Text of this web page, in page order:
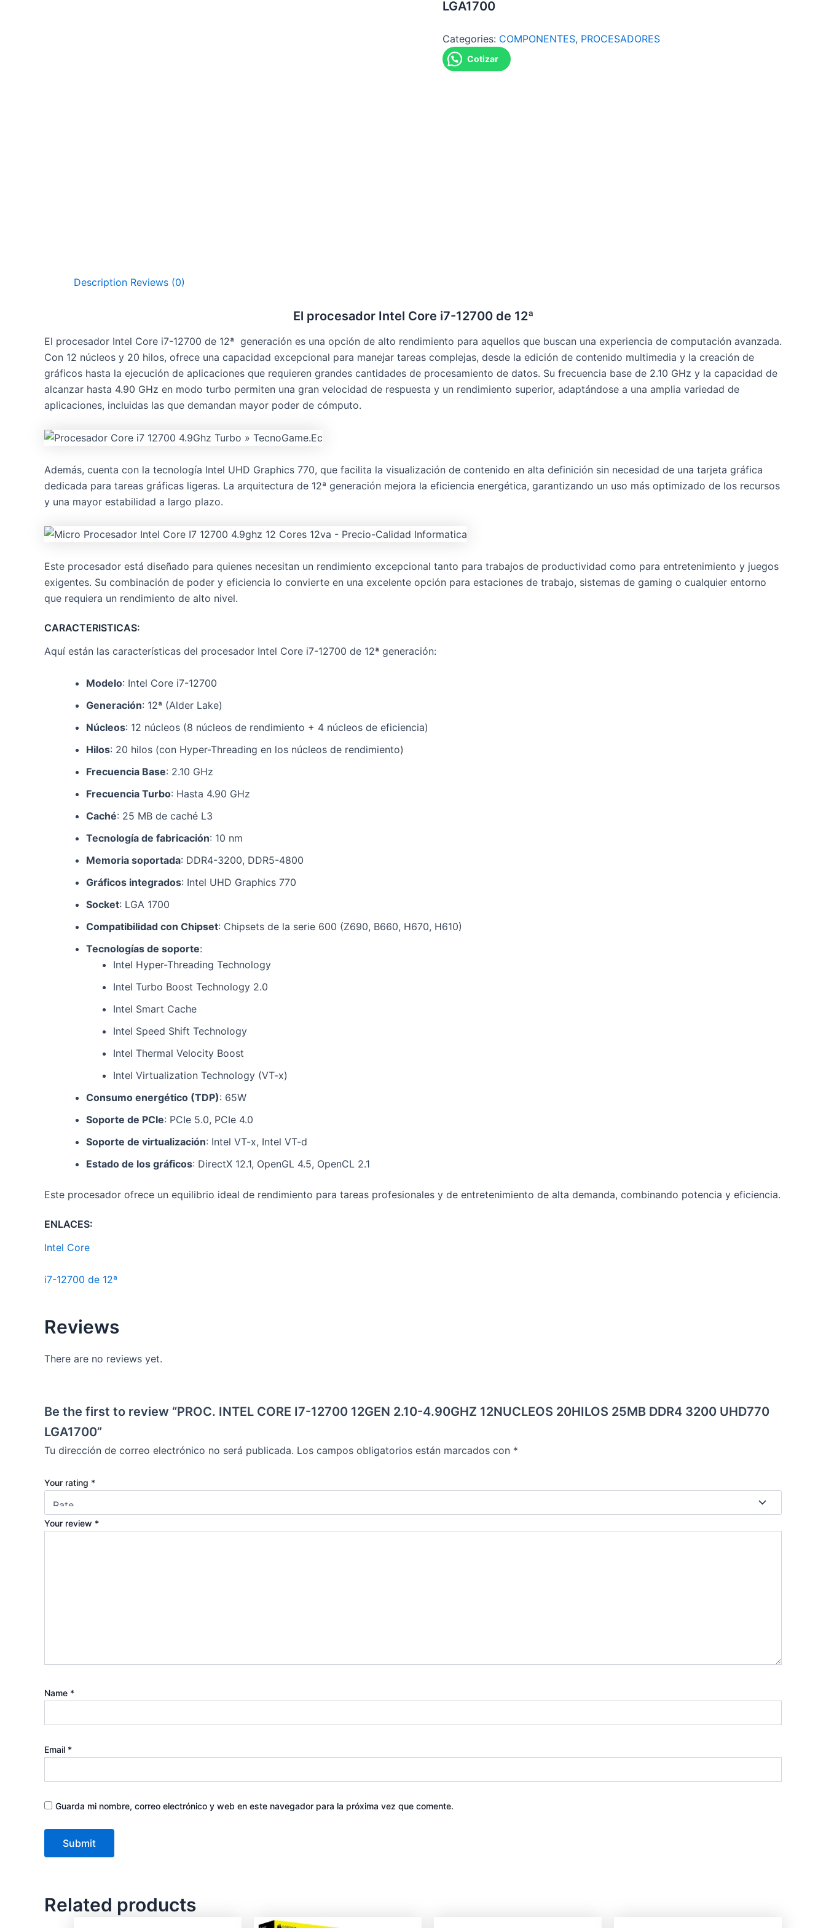
LGA1700
Categories: COMPONENTES, PROCESADORES
Cotizar
Description Reviews (0)
El procesador Intel Core i7-12700 de 12ª
El procesador Intel Core i7-12700 de 12ª generación es una opción de alto rendimiento para aquellos que buscan una experiencia de computación avanzada.
Con 12 núcleos y 20 hilos, ofrece una capacidad excepcional para manejar tareas complejas, desde la edición de contenido multimedia y la creación de
gráficos hasta la ejecución de aplicaciones que requieren grandes cantidades de procesamiento de datos. Su frecuencia base de 2.10 GHz y la capacidad de
alcanzar hasta 4.90 GHz en modo turbo permiten una gran velocidad de respuesta y un rendimiento superior, adaptándose a una amplia variedad de
aplicaciones, incluidas las que demandan mayor poder de cómputo.
Además, cuenta con la tecnología Intel UHD Graphics 770, que facilita la visualización de contenido en alta definición sin necesidad de una tarjeta gráfica
dedicada para tareas gráficas ligeras. La arquitectura de 12ª generación mejora la eficiencia energética, garantizando un uso más optimizado de los recursos
y una mayor estabilidad a largo plazo.
Este procesador está diseñado para quienes necesitan un rendimiento excepcional tanto para trabajos de productividad como para entretenimiento y juegos
exigentes. Su combinación de poder y eficiencia lo convierte en una excelente opción para estaciones de trabajo, sistemas de gaming o cualquier entorno
que requiera un rendimiento de alto nivel.
CARACTERISTICAS:
Aquí están las características del procesador Intel Core i7-12700 de 12ª generación:
Modelo: Intel Core i7-12700
Generación: 12ª (Alder Lake)
Núcleos: 12 núcleos (8 núcleos de rendimiento + 4 núcleos de eficiencia)
Hilos: 20 hilos (con Hyper-Threading en los núcleos de rendimiento)
Frecuencia Base: 2.10 GHz
Frecuencia Turbo: Hasta 4.90 GHz
Caché: 25 MB de caché L3
Tecnología de fabricación: 10 nm
Memoria soportada: DDR4-3200, DDR5-4800
Gráficos integrados: Intel UHD Graphics 770
Socket: LGA 1700
Compatibilidad con Chipset: Chipsets de la serie 600 (Z690, B660, H670, H610)
Tecnologías de soporte:
Intel Hyper-Threading Technology
Intel Turbo Boost Technology 2.0
Intel Smart Cache
Intel Speed Shift Technology
Intel Thermal Velocity Boost
Intel Virtualization Technology (VT-x)
Consumo energético (TDP): 65W
Soporte de PCIe: PCIe 5.0, PCIe 4.0
Soporte de virtualización: Intel VT-x, Intel VT-d
Estado de los gráficos: DirectX 12.1, OpenGL 4.5, OpenCL 2.1
Este procesador ofrece un equilibrio ideal de rendimiento para tareas profesionales y de entretenimiento de alta demanda, combinando potencia y eficiencia.
ENLACES:
Intel Core
i7-12700 de 12ª
Reviews
There are no reviews yet.
Be the first to review “PROC. INTEL CORE I7-12700 12GEN 2.10-4.90GHZ 12NUCLEOS 20HILOS 25MB DDR4 3200 UHD770
LGA1700”
Tu dirección de correo electrónico no será publicada. Los campos obligatorios están marcados con *
Your rating *
Your review *
Name *
Email *
Guarda mi nombre, correo electrónico y web en este navegador para la próxima vez que comente.
Related products